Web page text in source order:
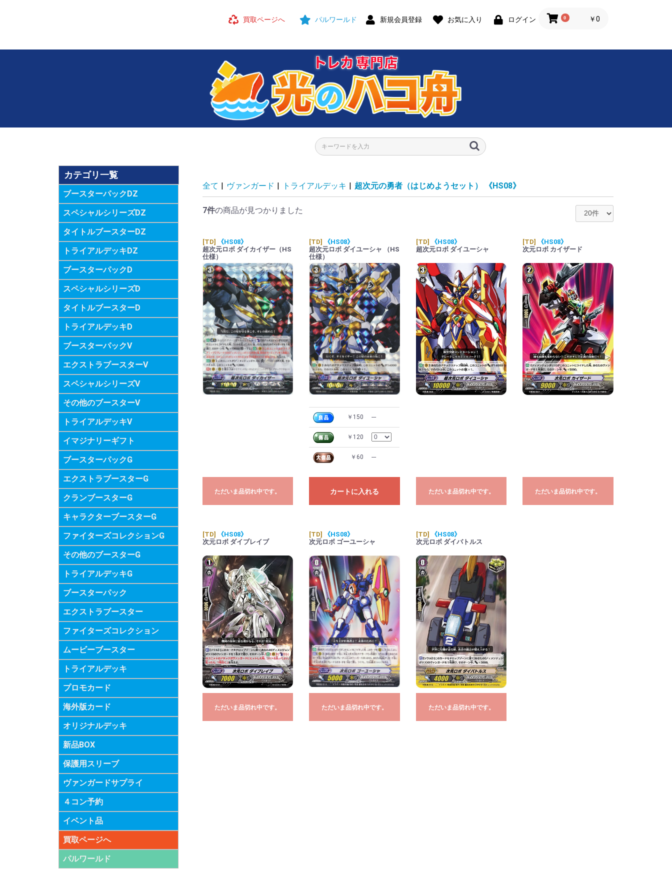
買取ページへ パルワールド 新規会員登録 お気に入り ログイン 0 ￥0
カテゴリ一覧
ブースターパックDZ
スペシャルシリーズDZ
タイトルブースターDZ
トライアルデッキDZ
ブースターパックD
スペシャルシリーズD
タイトルブースターD
トライアルデッキD
ブースターパックV
エクストラブースターV
スペシャルシリーズV
その他のブースターV
トライアルデッキV
イマジナリーギフト
ブースターパックG
エクストラブースターG
クランブースターG
キャラクターブースターG
ファイターズコレクションG
その他のブースターG
トライアルデッキG
ブースターパック
エクストラブースター
ファイターズコレクション
ムービーブースター
トライアルデッキ
プロモカード
海外版カード
オリジナルデッキ
新品BOX
保護用スリーブ
ヴァンガードサプライ
４コン予約
イベント品
買取ページへ
パルワールド
全て | ヴァンガード | トライアルデッキ | 超次元の勇者（はじめようセット） 《HS08》
7件の商品が見つかりました
[TD]
《HS08》
超次元ロボ ダイカイザー（HS
仕様）
ただいま品切れ中です。
[TD]
《HS08》
超次元ロボ ダイユーシャ （HS
仕様）
￥150 ---
￥120
￥60 ---
カートに入れる
[TD]
《HS08》
超次元ロボ ダイユーシャ
ただいま品切れ中です。
[TD]
《HS08》
次元ロボ カイザード
ただいま品切れ中です。
[TD]
《HS08》
次元ロボ ダイブレイブ
ただいま品切れ中です。
[TD]
《HS08》
次元ロボ ゴーユーシャ
ただいま品切れ中です。
[TD]
《HS08》
次元ロボ ダイバトルス
ただいま品切れ中です。